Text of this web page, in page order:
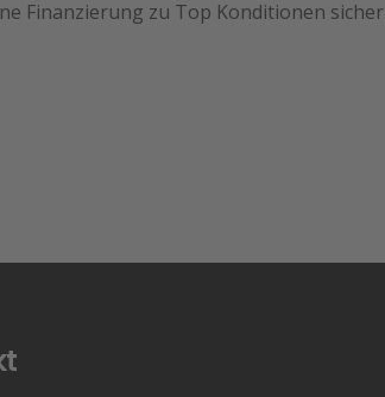
Finanzierung zu Top Konditionen